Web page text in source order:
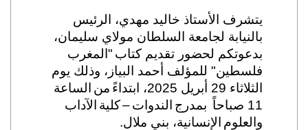
يتشرف الأستاذ خاليد مهدي، الرئيس
بالنيابة لجامعة السلطان مولاي سليمان،
بدعوتكم لحضور تقديم كتاب "المغرب
فلسطين" للمؤلف أحمد البياز، وذلك يوم
الثلاثاء
أبريل ، ابتداءً من الساعة
11 صباحاً بمدرج الندوات–كلية الآداب
والعلوم الإنسانية، بني ملال.